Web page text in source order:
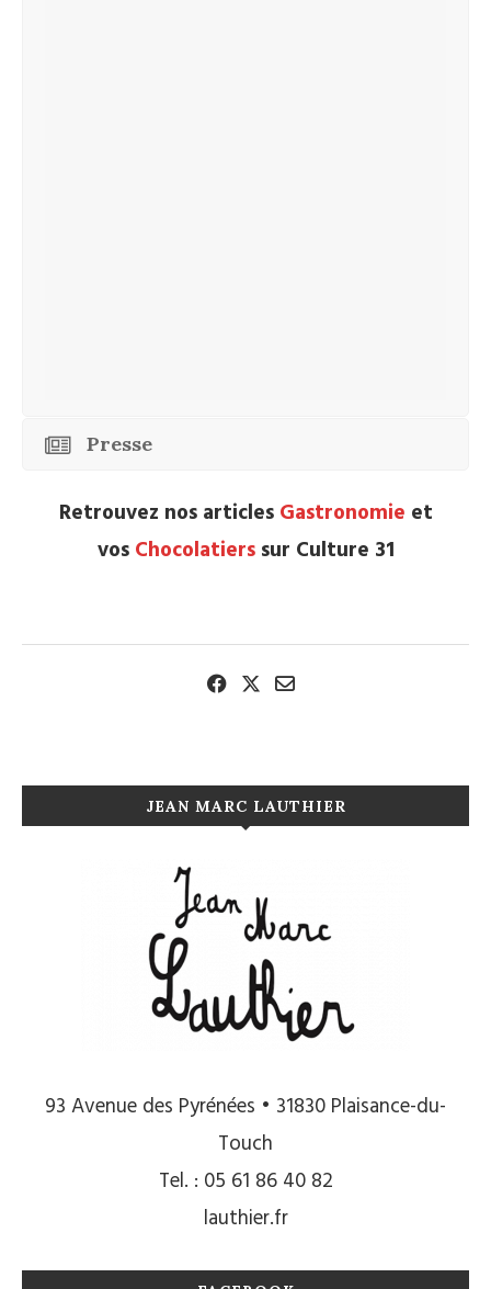
Presse
Retrouvez nos articles Gastronomie et
vos Chocolatierssur Culture 31
JEAN MARC LAUTHIER
93 Avenue des Pyrénées • 31830 Plaisance-du-
Touch
Tel. : 05 61 86 40 82
lauthier.fr